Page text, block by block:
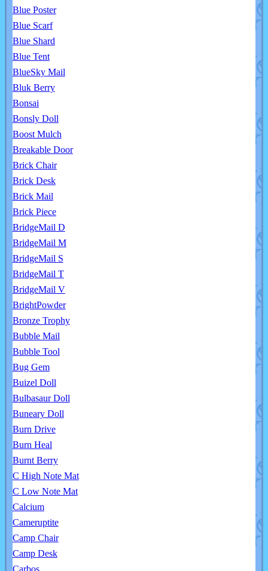
Blue Poster
Blue Scarf
Blue Shard
Blue Tent
BlueSky Mail
Bluk Berry
Bonsai
Bonsly Doll
Boost Mulch
Breakable Door
Brick Chair
Brick Desk
Brick Mail
Brick Piece
BridgeMail D
BridgeMail M
BridgeMail S
BridgeMail T
BridgeMail V
BrightPowder
Bronze Trophy
Bubble Mail
Bubble Tool
Bug Gem
Buizel Doll
Bulbasaur Doll
Buneary Doll
Burn Drive
Burn Heal
Burnt Berry
C High Note Mat
C Low Note Mat
Calcium
Cameruptite
Camp Chair
Camp Desk
Carbos